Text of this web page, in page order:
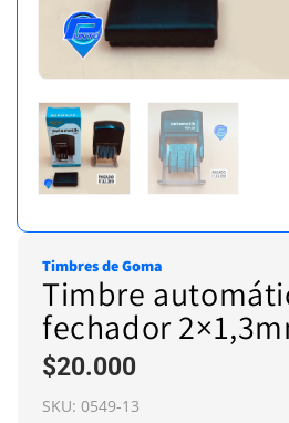
Timbres de Goma
Timbre
fechador
$20.000
SKU: 0549-13